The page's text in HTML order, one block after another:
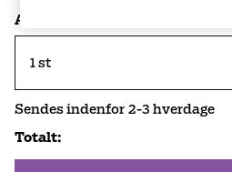
Antal
Sendes indenfor 2-3 hverdage
Totalt: